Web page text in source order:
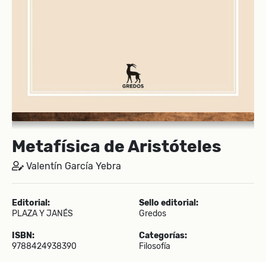
Metafísica de Aristóteles
Valentín García Yebra
Editorial:
PLAZA Y JANÉS
Sello editorial:
Gredos
ISBN:
9788424938390
Categorías:
Filosofía